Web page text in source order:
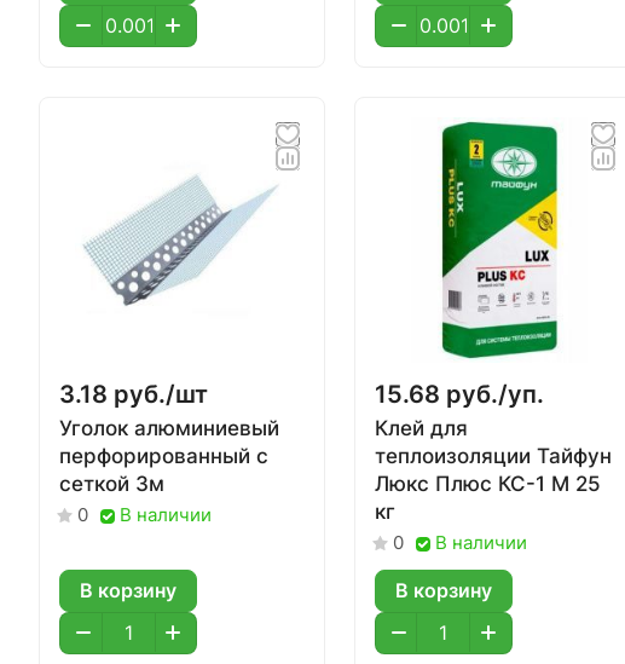
3.18 руб./шт
Уголок алюминиевый
перфорированный с
сеткой 3м
0 В наличии
В корзину
15.68 руб./уп.
Клей для
теплоизоляции Тайфун
Люкс Плюс КС-1 М 25
кг
0 В наличии
В корзину